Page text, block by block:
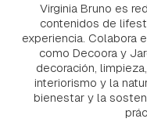
Virginia Bruno es
contenidos de
experiencia. Colabora
como Decoora y
decoración,
interiorismo y la
bienestar y la